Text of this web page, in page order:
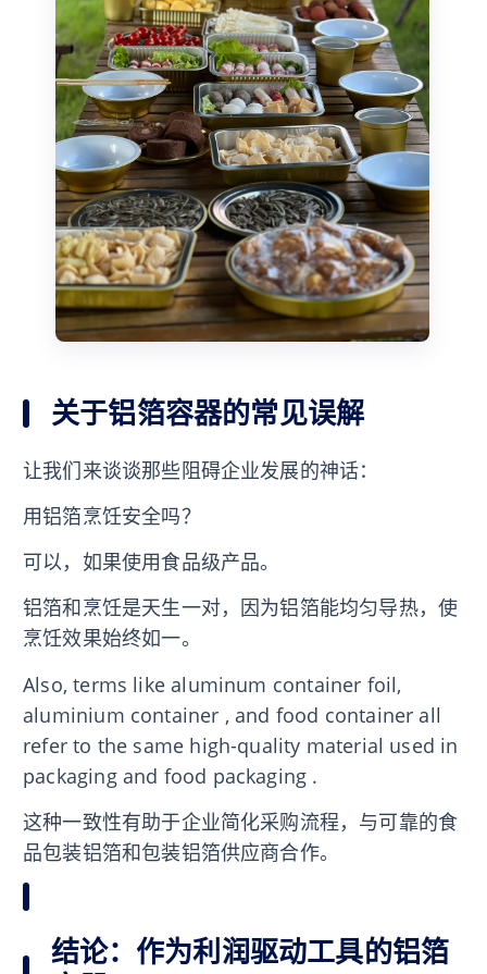
关于铝箔容器的常见误解
让我们来谈谈那些阻碍企业发展的神话：
用铝箔烹饪安全吗？
可以，如果使用食品级产品。
铝箔和烹饪是天生一对，因为铝箔能均匀导热，使
烹饪效果始终如一。
Also, terms like aluminum container foil,
aluminium container , and food container all
refer to the same high-quality material used in
packaging and food packaging .
这种一致性有助于企业简化采购流程，与可靠的食
品包装铝箔和包装铝箔供应商合作。
结论：作为利润驱动工具的铝箔